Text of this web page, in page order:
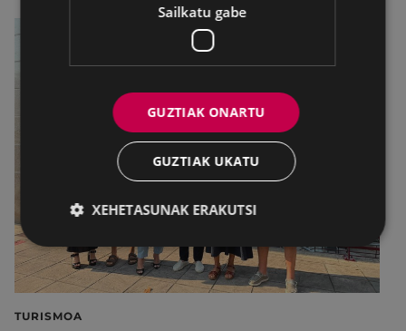
TURISMOA
Sailkatu gabe
GUZTIAK ONARTU
GUZTIAK UKATU
XEHETASUNAK ERAKUTSI